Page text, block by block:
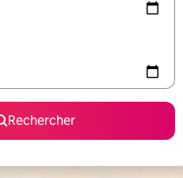
Rechercher